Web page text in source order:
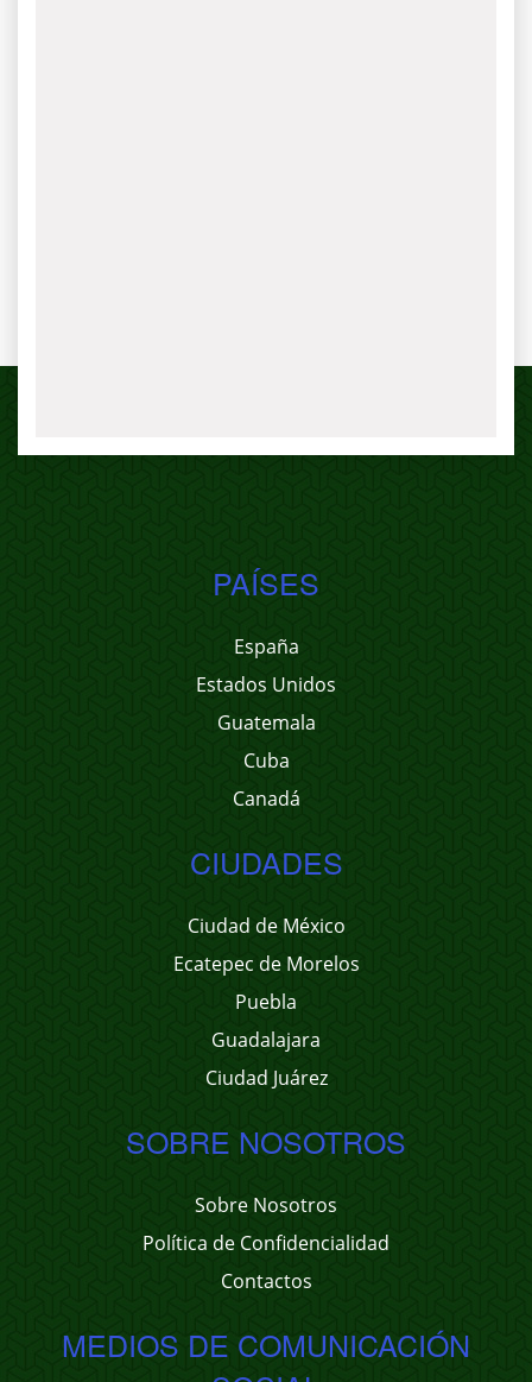
PAÍSES
España
Estados Unidos
Guatemala
Cuba
Canadá
CIUDADES
Ciudad de México
Ecatepec de Morelos
Puebla
Guadalajara
Ciudad Juárez
SOBRE NOSOTROS
Sobre Nosotros
Política de Confidencialidad
Contactos
MEDIOS DE COMUNICACIÓN